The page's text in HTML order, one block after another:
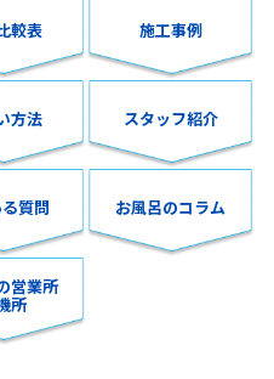
較表 施工事例
方法 スタッフ紹介
質問 お風呂のコラム
営業所
所